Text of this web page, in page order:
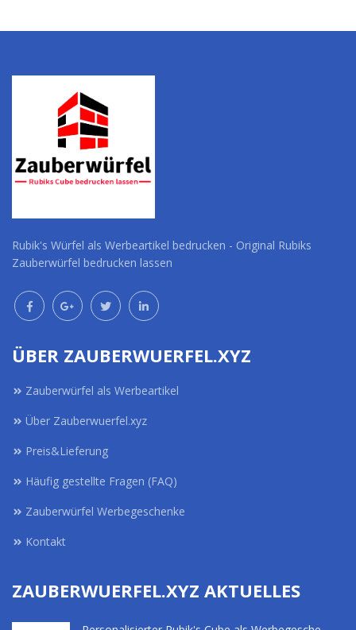
Rubik's Würfel als Werbeartikel bedrucken - Original Rubiks
Zauberwürfel bedrucken lassen
ÜBER ZAUBERWUERFEL.XYZ
Zauberwürfel als Werbeartikel
Über Zauberwuerfel.xyz
Preis&Lieferung
Häufig gestellte Fragen (FAQ)
Zauberwürfel Werbegeschenke
Kontakt
ZAUBERWUERFEL.XYZ AKTUELLES